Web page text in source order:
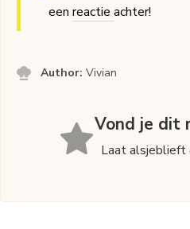
een reactie achter!
Author:Vivian
Vond je dit
Laat